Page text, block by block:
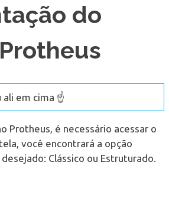
do
ali em cima ☝️
Protheus, é necessário acessar o
você encontrará a opção
Clássico ou Estruturado.